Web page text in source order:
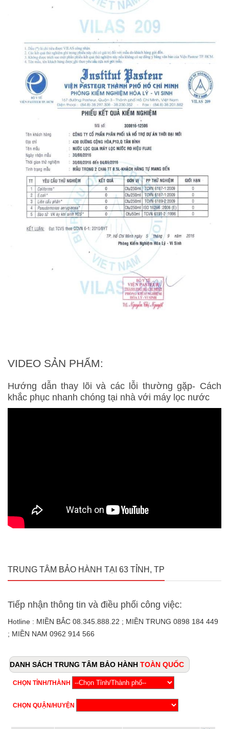
VIDEO SẢN PHẨM:
Hướng dẫn thay lõi và các lỗi thường gặp- Cách
khắc phục nhanh chóng tại nhà với máy lọc nước
TRUNG TÂM BẢO HÀNH TẠI 63 TỈNH, TP
Tiếp nhận thông tin và điều phối công việc:
Hotline : MIỀN BẮC 08.345.888.22 ; MIỀN TRUNG 0898 184 449
; MIỀN NAM 0962 914 566